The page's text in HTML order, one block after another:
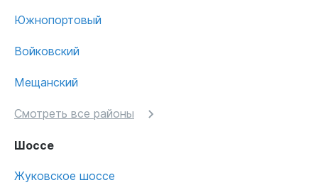
Южнопортовый
Войковский
Мещанский
Смотреть все районы
Шоссе
Жуковское шоссе